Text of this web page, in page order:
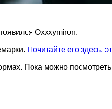
Oxxxymiron.
Почитайте его здесь,
Пока можно посмотреть